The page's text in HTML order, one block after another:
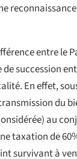
entre le
succession
En effet,
du
au
taxation de
survivant à